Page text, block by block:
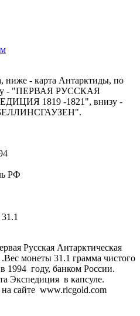
ниже - карта Антарктиды, по
- "ПЕРВАЯ РУССКАЯ
1819 -1821", внизу -
РФ
31.1
Русская Антарктическая
монеты 31.1 грамма чистого
1994 году, банком России.
Экспедиция в капсуле.
сайте www.ricgold.com